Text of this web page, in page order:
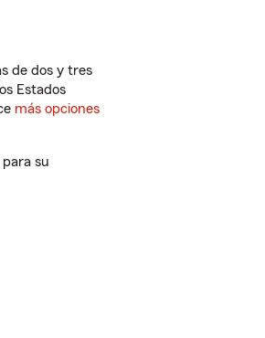
de dos y tres
Estados
más opciones
su